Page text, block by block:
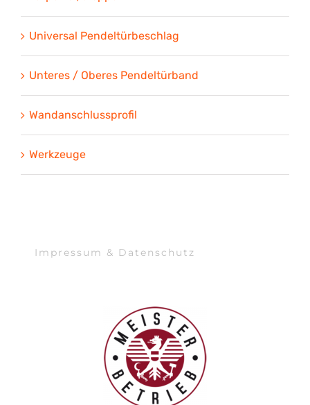
Universal Pendeltürbeschlag
Unteres / Oberes Pendeltürband
Wandanschlussprofil
Werkzeuge
Impressum & Datenschutz